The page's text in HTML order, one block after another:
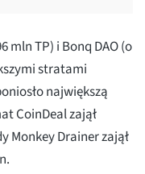
mln TP) i Bonq DAO (o
stratami
największą
CoinDeal zajął
Monkey Drainer zajął